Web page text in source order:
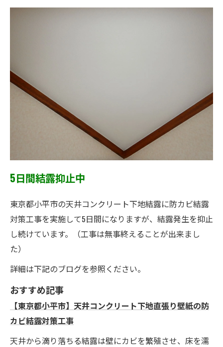
5日間結露抑止中
東京都小平市の天井コンクリート下地結露に防カビ結露
対策工事を実施して5日間になりますが、結露発生を抑止
し続けています。（工事は無事終えることが出来まし
た）
詳細は下記のブログを参照ください。
おすすめ記事
【東京都小平市】天井コンクリート下地直張り壁紙の防
カビ結露対策工事
天井から滴り落ちる結露は壁にカビを繁殖させ、床を濡